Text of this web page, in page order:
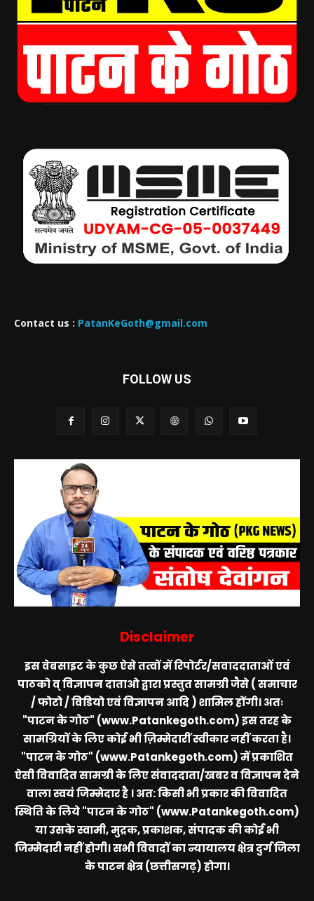
Contact us : PatanKeGoth@gmail.com
FOLLOW US
Disclaimer
इस वेबसाइट के कुछ ऐसे तत्वों में रिपोर्टर/सवाददाताओं एवं
पाठको व् विज्ञापन दाताओ द्वारा प्रस्तुत सामग्री जैसे ( समाचार
/ फोटो / विडियो एवं विज्ञापन आदि ) शामिल होंगी। अतः
"पाटन के गोठ" (www.Patankegoth.com)इस तरह के
सामग्रियों के लिए कोई भी ज़िम्मेदारीं स्वीकार नहीं करता है।
"पाटन के गोठ" (www.Patankegoth.com)में प्रकाशित
ऐसी विवादित सामग्री के लिए संवाददाता/खबर व विज्ञापन देने
वाला स्वयं जिम्मेदार है । अत: किसी भी प्रकार की विवादित
स्थिति के लिये"पाटन के गोठ" (www.Patankegoth.com)
या उसके स्वामी, मुद्रक, प्रकाशक, संपादक की कोई भी
जिम्मेदारी नहीं होगी। सभी विवादों का न्यायालय क्षेत्र दुर्ग जिला
के पाटन क्षेत्र (छत्तीसगढ़) होगा।